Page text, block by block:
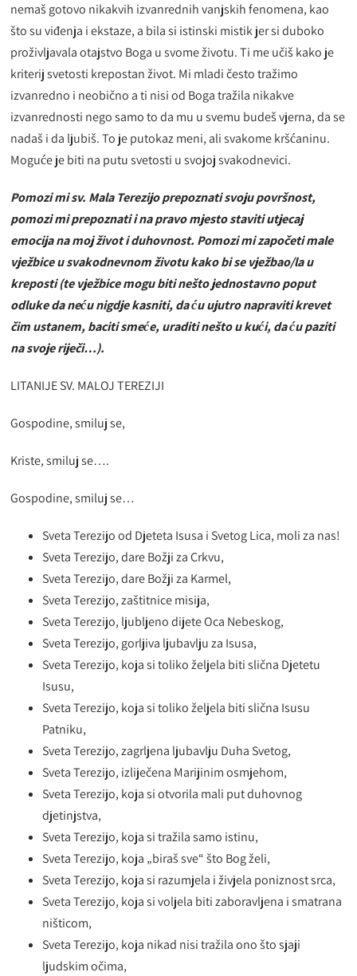
nemaš gotovo nikakvih izvanrednih vanjskih fenomena, kao
što su viđenja i ekstaze, a bila si istinski mistik jer si duboko
proživljavala otajstvo Boga u svome životu. Ti me učiš kako je
kriterij svetosti krepostan život. Mi mladi često tražimo
izvanredno i neobično a ti nisi od Boga tražila nikakve
izvanrednosti nego samo to da mu u svemu budeš vjerna, da se
nadaš i da ljubiš. To je putokaz meni, ali svakome kršćaninu.
Moguće je biti na putu svetosti u svojoj svakodnevici.
Pomozi mi sv. Mala Terezijo prepoznati svoju površnost,
pomozi mi prepoznati i na pravo mjesto staviti utjecaj
emocija na moj život i duhovnost. Pomozi mi započeti male
vježbice u svakodnevnom životu kako bi se vježbao/la u
kreposti (te vježbice mogu biti nešto jednostavno poput
odluke da neću nigdje kasniti, da ću ujutro napraviti krevet
čim ustanem, baciti smeće, uraditi nešto u kući, da ću paziti
na svoje riječi…).
LITANIJE SV. MALOJ TEREZIJI
Gospodine, smiluj se,
Kriste, smiluj se….
Gospodine, smiluj se…
Sveta Terezijo od Djeteta Isusa i Svetog Lica, moli za nas!
Sveta Terezijo, dare Božji za Crkvu,
Sveta Terezijo, dare Božji za Karmel,
Sveta Terezijo, zaštitnice misija,
Sveta Terezijo, ljubljeno dijete Oca Nebeskog,
Sveta Terezijo, gorljiva ljubavlju za Isusa,
Sveta Terezijo, koja si toliko željela biti slična Djetetu
Isusu,
Sveta Terezijo, koja si toliko željela biti slična Isusu
Patniku,
Sveta Terezijo, zagrljena ljubavlju Duha Svetog,
Sveta Terezijo, izliječena Marijinim osmjehom,
Sveta Terezijo, koja si otvorila mali put duhovnog
djetinjstva,
Sveta Terezijo, koja si tražila samo istinu,
Sveta Terezijo, koja „biraš sve“ što Bog želi,
Sveta Terezijo, koja si razumjela i živjela poniznost srca,
Sveta Terezijo, koja si voljela biti zaboravljena i smatrana
ništicom,
Sveta Terezijo, koja nikad nisi tražila ono što sjaji
ljudskim očima,